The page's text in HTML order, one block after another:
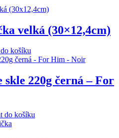
velká (30×12,4cm)
košíku
skle 220g černá – For
do košíku